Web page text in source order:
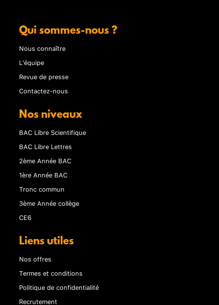
Qui sommes-nous ?
Nous connaître
L'équipe
Revue de presse
Contactez-nous
Nos niveaux
BAC Libre Scientifique
BAC Libre Lettres
2ème Année BAC
1ère Année BAC
Tronc commun
3ème Année collège
CE6
Liens utiles
Nos offres
Termes et conditions
Politique de confidentialité
Recrutement